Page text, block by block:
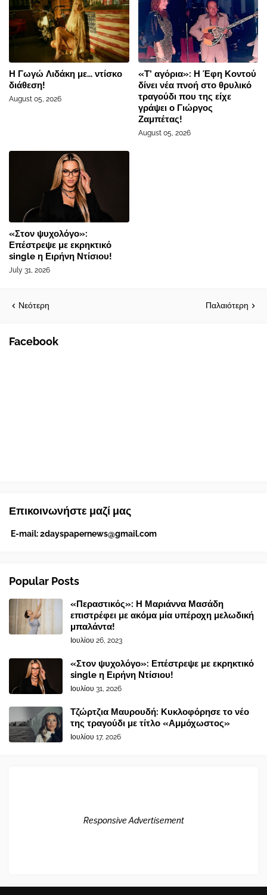
Η Γωγώ Λιδάκη με... ντίσκο
διάθεση!
August 05, 2026
«Τ’ αγόρια»: Η Έφη Κοντού
δίνει νέα πνοή στο θρυλικό
τραγούδι που της είχε
γράψει ο Γιώργος
Ζαμπέτας!
August 05, 2026
«Στον ψυχολόγο»:
Επέστρεψε με εκρηκτικό
single η Ειρήνη Ντίσιου!
July 31, 2026
Νεότερη Παλαιότερη
Facebook
Επικοινωνήστε μαζί μας
E-mail:2dayspapernews@gmail.com
Popular Posts
«Περαστικός»: Η Μαριάννα Μασάδη
επιστρέφει με ακόμα μία υπέροχη μελωδική
μπαλάντα!
Ιουλίου 26, 2023
«Στον ψυχολόγο»: Επέστρεψε με εκρηκτικό
single η Ειρήνη Ντίσιου!
Ιουλίου 31, 2026
Τζώρτζια Μαυρουδή: Κυκλοφόρησε το νέο
της τραγούδι με τίτλο «Αμμόχωστος»
Ιουλίου 17, 2026
Responsive Advertisement